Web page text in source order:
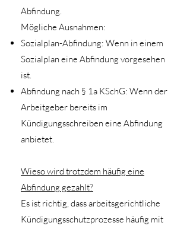
Abfindung.
Mögliche Ausnahmen:
Sozialplan-Abfindung: Wenn in einem
Sozialplan eine Abfindung vorgesehen
ist.
Abfindung nach § 1a KSchG: Wenn der
Arbeitgeber bereits im
Kündigungsschreiben eine Abfindung
anbietet.
Wieso wird trotzdem häufig eine
Abfindung gezahlt?
Es ist richtig, dass arbeitsgerichtliche
Kündigungsschutzprozesse häufig mit